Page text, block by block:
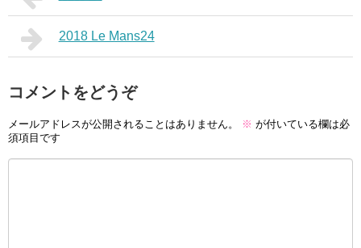
2018 Le Mans24
コメントをどうぞ
メールアドレスが公開されることはありません。 ※ が付いている欄は必
須項目です